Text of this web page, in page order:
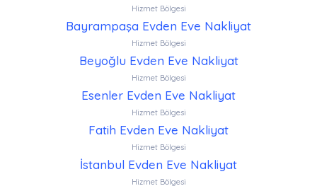
Hizmet Bölgesi
Bayrampaşa Evden Eve Nakliyat
Hizmet Bölgesi
Beyoğlu Evden Eve Nakliyat
Hizmet Bölgesi
Esenler Evden Eve Nakliyat
Hizmet Bölgesi
Fatih Evden Eve Nakliyat
Hizmet Bölgesi
İstanbul Evden Eve Nakliyat
Hizmet Bölgesi